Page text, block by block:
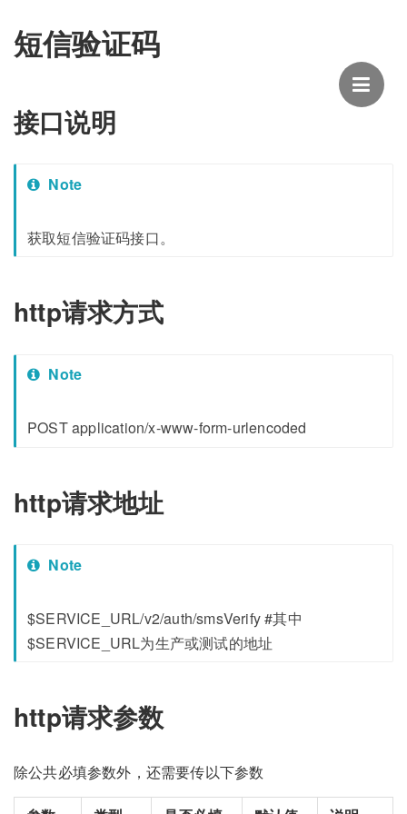
短信验证码
接口说明
Note
获取短信验证码接口。
http请求方式
Note
POST application/x-www-form-urlencoded
http请求地址
Note
$SERVICE_URL/v2/auth/smsVerify #其中
$SERVICE_URL为生产或测试的地址
http请求参数
除公共必填参数外，还需要传以下参数